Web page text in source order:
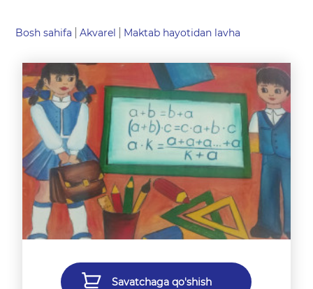
Bosh sahifa Akvarel Maktab hayotidan lavha
Savatchaga qo'shish